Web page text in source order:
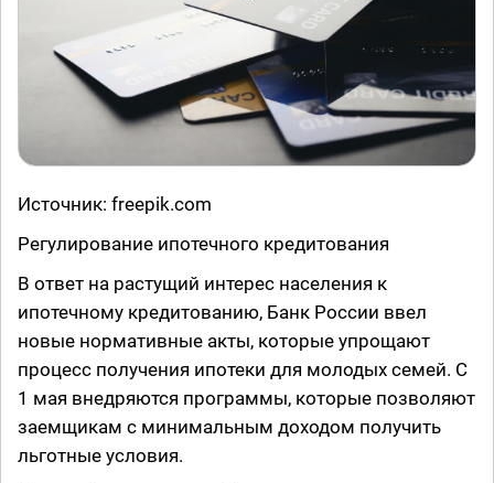
Источник: freepik.com
Регулирование ипотечного кредитования
В ответ на растущий интерес населения к
ипотечному кредитованию, Банк России ввел
новые нормативные акты, которые упрощают
процесс получения ипотеки для молодых семей. С
1 мая внедряются программы, которые позволяют
заемщикам с минимальным доходом получить
льготные условия.